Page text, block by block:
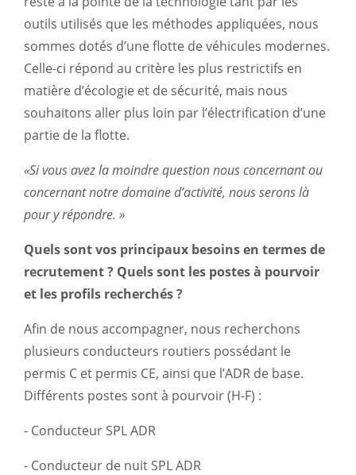
outils utilisés que les méthodes appliquées, nous
sommes dotés d’une flotte de véhicules modernes.
Celle-ci répond au critère les plus restrictifs en
matière d’écologie et de sécurité, mais nous
souhaitons aller plus loin par l’électrification d’une
partie de la flotte.
«Si vous avez la moindre question nous concernant ou
concernant notre domaine d’activité, nous serons là
pour y répondre. »
Quels sont vos principaux besoins en termes de
recrutement ? Quels sont les postes à pourvoir
et les profils recherchés ?
Afin de nous accompagner, nous recherchons
plusieurs conducteurs routiers possédant le
permis C et permis CE, ainsi que l’ADR de base.
Différents postes sont à pourvoir (H-F) :
- Conducteur SPL ADR
- Conducteur de nuit SPL ADR